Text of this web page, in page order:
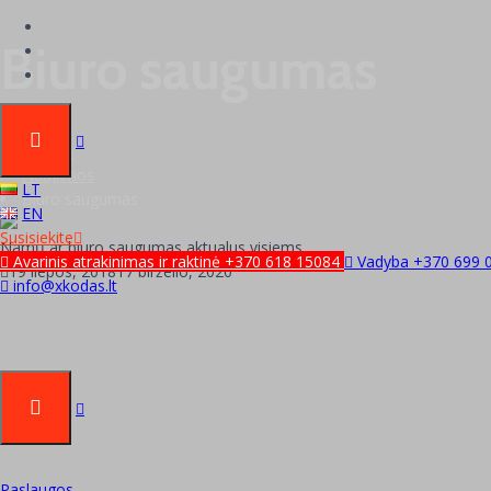
LT
EN
Susisiekite
Avarinis atrakinimas ir raktinė +370 618 15084
Vadyba +370 699
info@xkodas.lt
Biuro saugumas
Xkodas
Naujienos
Biuro saugumas
Namų ar biuro saugumas aktualus visiems
19 liepos, 201817 birželio, 2020